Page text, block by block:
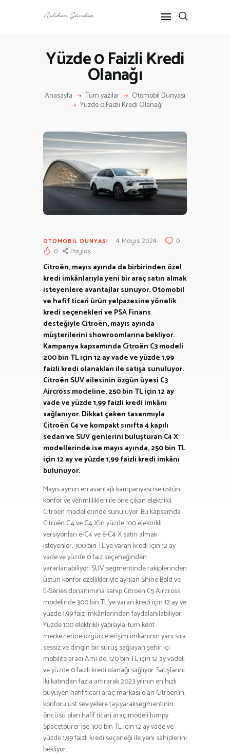
Yüzde 0 Faizli Kredi
Olanağı
Anasayfa Tüm yazılar Otomobil Dünyası
Yüzde 0 Faizli Kredi Olanağı
ANASAYFA
ANNE-ÇOCUK
HAKKIMDA
İLETIŞIM
OTOMOBIL DÜNYASI 4 Mayıs 2024
0
0
Paylaş
Citroën, mayıs ayında da birbirinden özel
kredi imkânlarıyla yeni bir araç satın almak
isteyenlere avantajlar sunuyor. Otomobil
ve hafif ticari ürün yelpazesine yönelik
kredi seçenekleri ve PSA Finans
desteğiyle Citroën, mayıs ayında
müşterilerini showroomlarına bekliyor.
Kampanya kapsamında Citroën C3 modeli
200 bin TL için 12 ay vade ve yüzde 1,99
faizli kredi olanakları ile satışa sunuluyor.
Citroën SUV ailesinin özgün üyesi C3
Aircross modeline, 250 bin TL için 12 ay
vade ve yüzde 1,99 faizli kredi imkânı
sağlanıyor. Dikkat çeken tasarımıyla
Citroën C4 ve kompakt sınıfta 4 kapılı
sedan ve SUV genlerini buluşturan C4 X
modellerinde ise mayıs ayında, 250 bin TL
için 12 ay ve yüzde 1,99 faizli kredi imkânı
bulunuyor.
Mayıs ayının en avantajlı kampanyası ise üstün
konfor ve verimlilikleri ile öne çıkan elektrikli
Citroën modellerinde sunuluyor. Bu kapsamda
Citroën C4 ve C4 X’in yüzde 100 elektrikli
versiyonları ë-C4 ve ë-C4 X satın almak
isteyenler, 300 bin TL’ye varan kredi için 12 ay
vade ve yüzde 0 faiz seçeneğinden
yararlanabiliyor. SUV segmentinde rakiplerinden
üstün konfor özellikleriyle ayrılan Shine Bold ve
E-Series donanımına sahip Citroën C5 Aircross
modelinde 300 bin TL’ye varan kredi için 12 ay ve
yüzde 1,99 faiz imkânlarından faydalanılabiliyor.
Yüzde 100 elektrikli yapısıyla, tüm kent
merkezlerine özgürce erişim imkânının yanı sıra
sessiz ve dingin bir sürüş sağlayan şehir içi
mobilite aracı Ami de, 120 bin TL için 12 ay vadeli
ve yüzde 0 faizli kredi olanağı sağlıyor. Satışlarını
iki katından fazla artırarak 2023 yılının en hızlı
büyüyen hafif ticari araç markası olan Citroën’in,
konforu üst seviyelere taşıyaraksegmentinin
öncüsü olan hafif ticari araç modeli Jumpy
Spacetourer ise 300 bin TL için 12 ay vade ve
yüzde 1,99 faizli kredi seçeneği ile yeni sahiplerini
bekliyor.